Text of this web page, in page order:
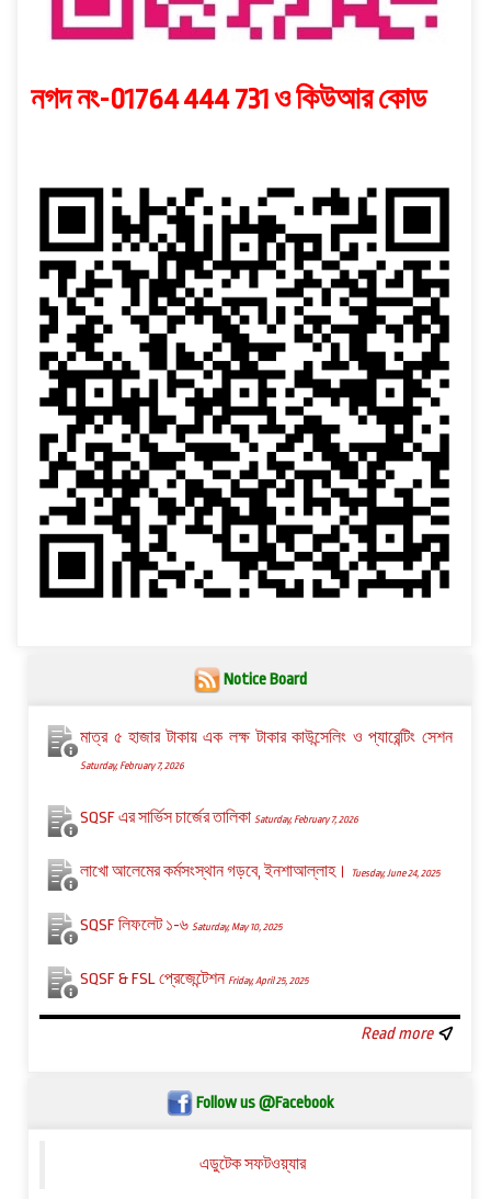
নগদ নং-01764 444 731 ও কিউআর কোড
Notice Board
মাত্র ৫ হাজার টাকায় এক লক্ষ টাকার কাউন্সেলিং ও প্যারেন্টিং সেশন
Saturday, February 7, 2026
SQSF এর সার্ভিস চার্জের তালিকা Saturday, February 7, 2026
লাখো আলেমের কর্মসংস্থান গড়বে, ইনশাআল্লাহ। Tuesday, June 24, 2025
SQSF লিফলেট ১-৬ Saturday, May 10, 2025
SQSF & FSL প্রেজেন্টেশন Friday, April 25, 2025
Read more
Follow us @Facebook
এডুটেক সফটওয়্যার